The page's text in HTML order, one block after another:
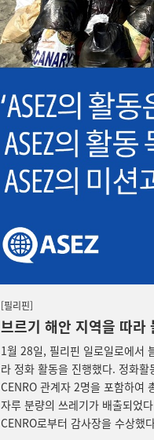
[필리핀]
브르기 해안 지역을 따라
1월 28일, 필리핀 일로일로에서
라 정화 활동을 진행했다. 정화
CENRO 관계자 2명을 포함하여
자루 분량의 쓰레기가 배출되었
CENRO로부터 감사장을 수상했